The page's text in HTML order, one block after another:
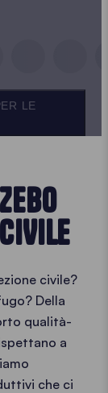
LE
civile?
Della
qualità-
a
che ci